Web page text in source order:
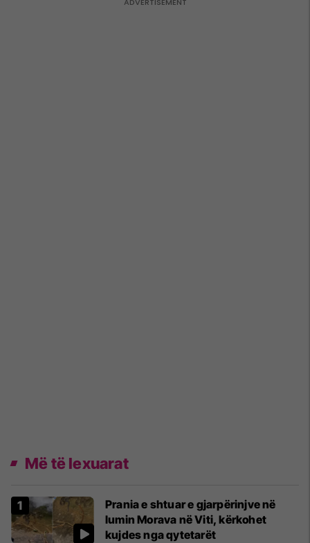
Më të lexuarat
Prania e shtuar e gjarpërinjve në
lumin Morava në Viti, kërkohet
kujdes nga qytetarët